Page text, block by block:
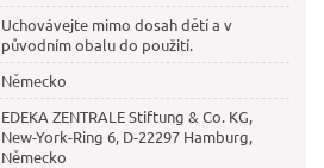
Uchovávejte mimo dosah dětí a v
původním obalu do použití.
Německo
EDEKA ZENTRALE Stiftung & Co. KG,
New-York-Ring 6, D-22297 Hamburg,
Německo